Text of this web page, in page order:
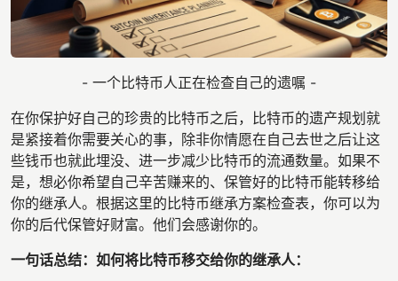
- 一个比特币人正在检查自己的遗嘱 -
在你保护好自己的珍贵的比特币之后，比特币的遗产规划就
是紧接着你需要关心的事，除非你情愿在自己去世之后让这
些钱币也就此埋没、进一步减少比特币的流通数量。如果不
是，想必你希望自己辛苦赚来的、保管好的比特币能转移给
你的继承人。根据这里的比特币继承方案检查表，你可以为
你的后代保管好财富。他们会感谢你的。
一句话总结：如何将比特币移交给你的继承人：